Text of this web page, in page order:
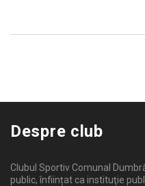
Despre club
Clubul Sportiv Comunal
public, înființat ca instituţie